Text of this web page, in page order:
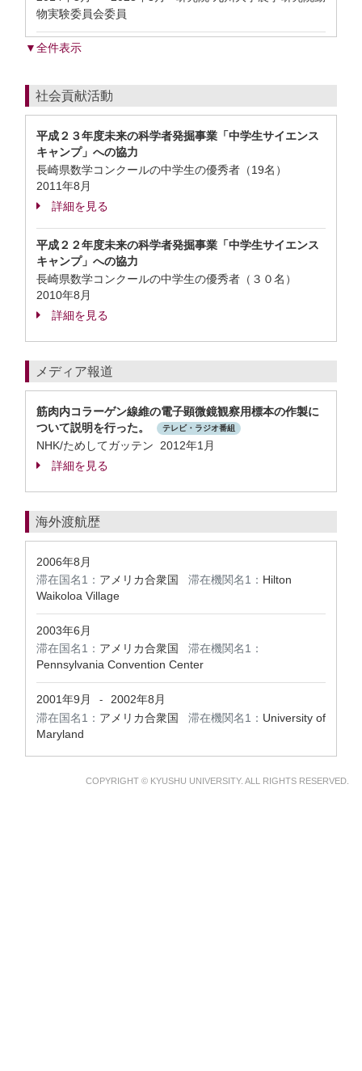
物実験委員会委員
▼全件表示
社会貢献活動
平成２３年度未来の科学者発掘事業「中学生サイエンス
キャンプ」への協力
長崎県数学コンクールの中学生の優秀者（19名）
2011年8月
詳細を見る
平成２２年度未来の科学者発掘事業「中学生サイエンス
キャンプ」への協力
長崎県数学コンクールの中学生の優秀者（３０名）
2010年8月
詳細を見る
メディア報道
筋肉内コラーゲン線維の電子顕微鏡観察用標本の作製に
ついて説明を行った。
テレビ・ラジオ番組
NHK/ためしてガッテン 2012年1月
詳細を見る
海外渡航歴
2006年8月
滞在国名1： アメリカ合衆国 滞在機関名1： Hilton
Waikoloa Village
2003年6月
滞在国名1： アメリカ合衆国 滞在機関名1：
Pennsylvania Convention Center
2001年9月 -
2002年8月
滞在国名1： アメリカ合衆国 滞在機関名1： University of
Maryland
COPYRIGHT © KYUSHU UNIVERSITY. ALL RIGHTS RESERVED.